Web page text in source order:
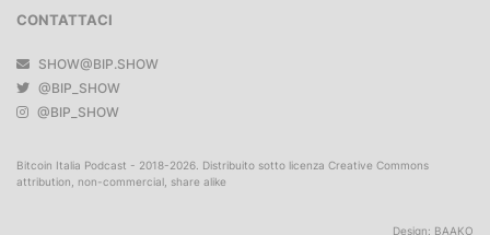
CONTATTACI
SHOW@BIP.SHOW
@BIP_SHOW
@BIP_SHOW
Bitcoin Italia Podcast - 2018-2026. Distribuito sotto licenza Creative Commons
attribution, non-commercial, share alike
Design: BAAKO